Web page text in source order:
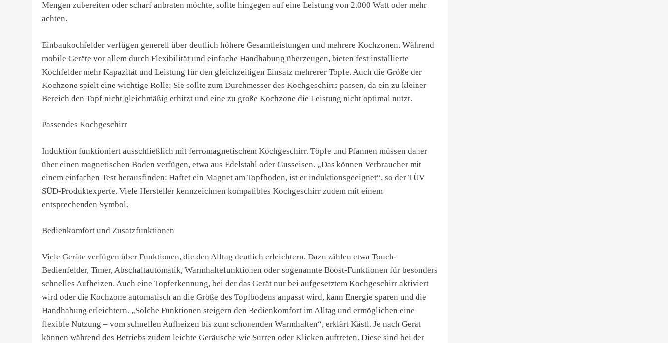
Mengen zubereiten oder scharf anbraten möchte, sollte hingegen auf eine Leistung von 2.000 Watt oder mehr
achten.
Einbaukochfelder verfügen generell über deutlich höhere Gesamtleistungen und mehrere Kochzonen. Während
mobile Geräte vor allem durch Flexibilität und einfache Handhabung überzeugen, bieten fest installierte
Kochfelder mehr Kapazität und Leistung für den gleichzeitigen Einsatz mehrerer Töpfe. Auch die Größe der
Kochzone spielt eine wichtige Rolle: Sie sollte zum Durchmesser des Kochgeschirrs passen, da ein zu kleiner
Bereich den Topf nicht gleichmäßig erhitzt und eine zu große Kochzone die Leistung nicht optimal nutzt.
Passendes Kochgeschirr
Induktion funktioniert ausschließlich mit ferromagnetischem Kochgeschirr. Töpfe und Pfannen müssen daher
über einen magnetischen Boden verfügen, etwa aus Edelstahl oder Gusseisen. „Das können Verbraucher mit
einem einfachen Test herausfinden: Haftet ein Magnet am Topfboden, ist er induktionsgeeignet“, so der TÜV
SÜD-Produktexperte. Viele Hersteller kennzeichnen kompatibles Kochgeschirr zudem mit einem
entsprechenden Symbol.
Bedienkomfort und Zusatzfunktionen
Viele Geräte verfügen über Funktionen, die den Alltag deutlich erleichtern. Dazu zählen etwa Touch-
Bedienfelder, Timer, Abschaltautomatik, Warmhaltefunktionen oder sogenannte Boost-Funktionen für besonders
schnelles Aufheizen. Auch eine Topferkennung, bei der das Gerät nur bei aufgesetztem Kochgeschirr aktiviert
wird oder die Kochzone automatisch an die Größe des Topfbodens anpasst wird, kann Energie sparen und die
Handhabung erleichtern. „Solche Funktionen steigern den Bedienkomfort im Alltag und ermöglichen eine
flexible Nutzung – vom schnellen Aufheizen bis zum schonenden Warmhalten“, erklärt Kästl. Je nach Gerät
können während des Betriebs zudem leichte Geräusche wie Surren oder Klicken auftreten. Diese sind bei der